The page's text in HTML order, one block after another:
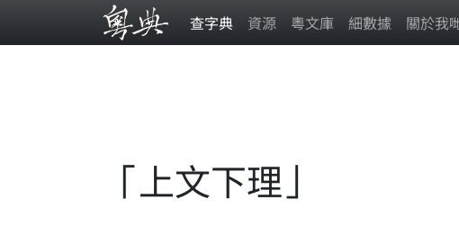
查字典 資源 粵文庫 細數據 關於我
「上文下理」